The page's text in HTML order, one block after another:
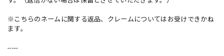
※こちらのネームに関する返品、クレームについてはお受けできかね
ます。
-----